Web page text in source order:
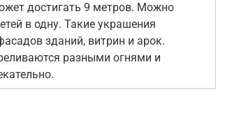
достигать 9 метров. Можно
в одну. Такие украшения
зданий, витрин и арок.
разными огнями и